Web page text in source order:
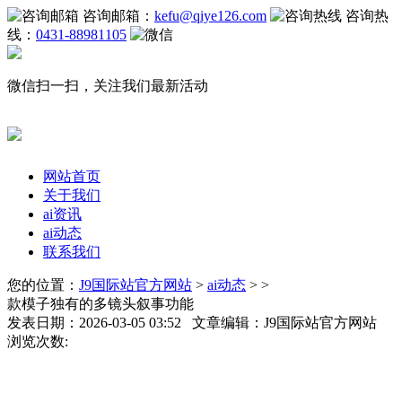
咨询邮箱： kefu@qiye126.com
咨询热
线： 0431-88981105
微信扫一扫，关注我们最新活动
网站首页
关于我们
ai资讯
ai动态
联系我们
您的位置： J9国际站官方网站 > ai动态 > >
款模子独有的多镜头叙事功能
发表日期：2026-03-05 03:52 文章编辑：J9国际站官方网站
浏览次数: